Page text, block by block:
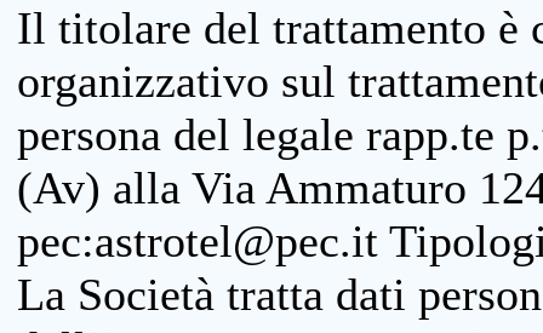
Il titolare del trattamento è
organizzativo sul
persona del legale rapp.te
(Av) alla Via Ammaturo
pec:astrotel@pec.it
La Società tratta dati